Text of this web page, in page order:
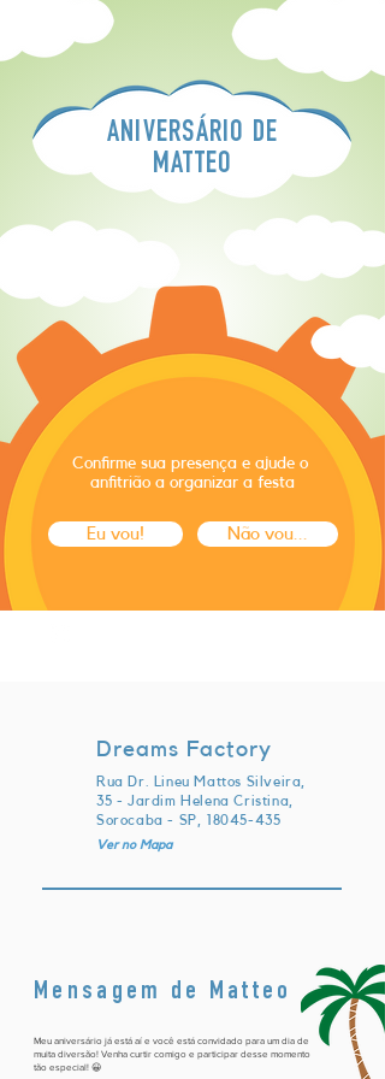
Confirme sua presença e ajude o
anfitrião a organizar a festa
Eu vou! Não vou...
ANIVERSÁRIO DE
MATTEO
Dreams Factory
Rua Dr. Lineu Mattos Silveira,
35 - Jardim Helena Cristina,
Sorocaba - SP, 18045-435
Ver no Mapa
Mensagem de Matteo
Meu aniversário já está aí e você está convidado para um dia de
muita diversão! Venha curtir comigo e participar desse momento
tão especial! 😀